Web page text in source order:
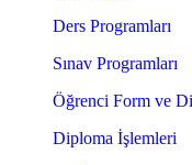
Ders Programları
Sınav Programları
Öğrenci Form ve
Diploma İşlemleri